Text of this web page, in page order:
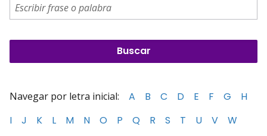
Navegar por letra inicial: A B C D E F G
H
I
J K L M N O P Q R S T U V
W